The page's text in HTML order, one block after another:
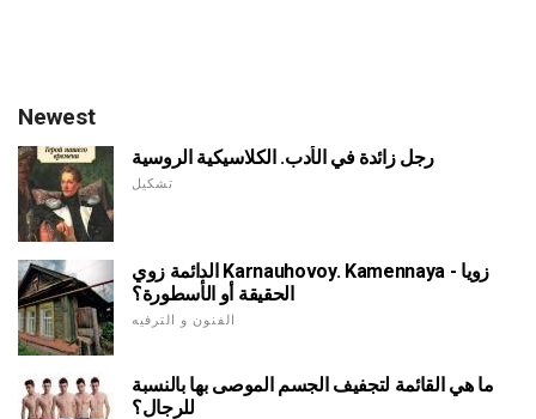
Newest
رجل زائدة في الأدب. الكلاسيكية الروسية
تشكيل
الدائمة زوي Karnauhovoy. Kamennaya زويا -
الحقيقة أو الأسطورة؟
الفنون و الترفيه
ما هي القائمة لتجفيف الجسم الموصى بها بالنسبة
للرجال؟